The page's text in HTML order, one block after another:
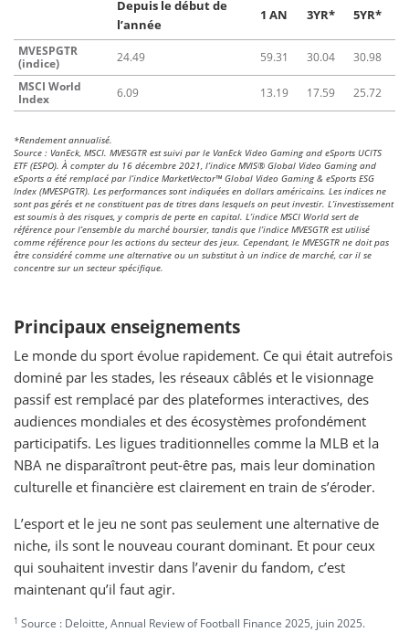
Depuis le début de
l’année
1 AN 3YR* 5YR*
MVESPGTR
(indice)
24.49 59.31 30.04
30.98
MSCI World
Index
6.09 13.19 17.59 25.72
*Rendement annualisé.
Source : VanEck, MSCI. MVESGTR est suivi par le VanEck Video Gaming and eSports UCITS
ETF (ESPO). À compter du 16 décembre 2021, l’indice MVIS® Global Video Gaming and
eSports a été remplacé par l’indice MarketVector™ Global Video Gaming & eSports ESG
Index (MVESPGTR). Les performances sont indiquées en dollars américains. Les indices ne
sont pas gérés et ne constituent pas de titres dans lesquels on peut investir. L’investissement
est soumis à des risques, y compris de perte en capital. L’indice MSCI World sert de
référence pour l’ensemble du marché boursier, tandis que l’indice MVESGTR est utilisé
comme référence pour les actions du secteur des jeux. Cependant, le MVESGTR ne doit pas
être considéré comme une alternative ou un substitut à un indice de marché, car il se
concentre sur un secteur spécifique.
Principaux enseignements
Le monde du sport évolue rapidement. Ce qui était autrefois
dominé par les stades, les réseaux câblés et le visionnage
passif est remplacé par des plateformes interactives, des
audiences mondiales et des écosystèmes profondément
participatifs. Les ligues traditionnelles comme la MLB et la
NBA ne disparaîtront peut-être pas, mais leur domination
culturelle et financière est clairement en train de s’éroder.
L’esport et le jeu ne sont pas seulement une alternative de
niche, ils sont le nouveau courant dominant. Et pour ceux
qui souhaitent investir dans l’avenir du fandom, c’est
maintenant qu’il faut agir.
1 Source : Deloitte, Annual Review of Football Finance 2025, juin 2025.